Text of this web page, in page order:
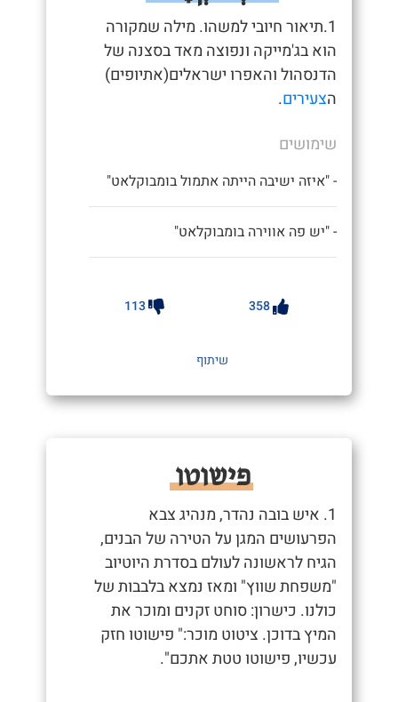
1.תיאור חיובי למשהו. מילה שמקורה
הוא בג'מייקה ונפוצה מאד בסצנה של
הדנסהול והאפרו ישראלים(אתיופים)
הצעירים.
שימושים
- "איזה ישיבה הייתה אתמול בומבוקלאט"
- "יש פה אווירה בומבוקלאט"
358
113
שיתוף
פישוטו
1. איש בובה נהדר, מנהיג צבא
הפרעושים המגן על הטירה של הבנים,
הגיח לראשונה לעולם בסדרת היוטיוב
"משפחת שווץ" ומאז נמצא בלבבות של
כולנו. כישרון: סוחט זקנים ומוכר את
המיץ בדוכן. ציטוט מוכר:" פישוטו חזק
עכשיו, פישוטו טטת אתכם".